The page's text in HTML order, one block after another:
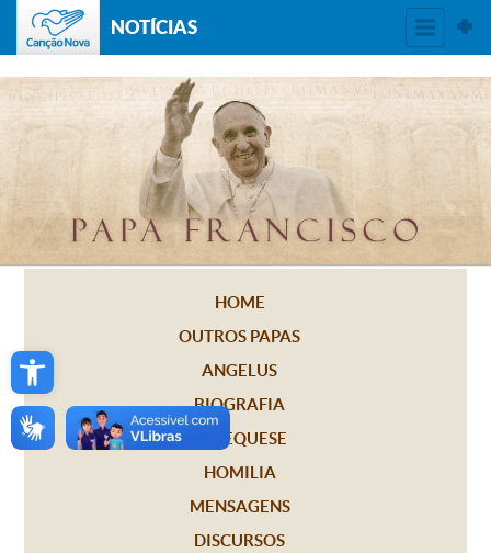
Open toolbar
NOTÍCIAS
HOME
OUTROS PAPAS
ANGELUS
BIOGRAFIA
CATEQUESE
HOMILIA
MENSAGENS
DISCURSOS